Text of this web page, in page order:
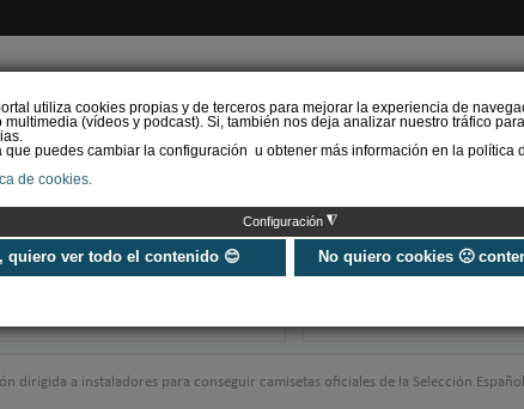
utiliza cookies propias y de terceros para mejorar la experiencia de
multimedia (vídeos y podcast). Si, también nos deja analizar nuestro tráfico
que puedes cambiar la configuración u obtener más información en la política
de cookies.
Configuración ◮
quiero ver todo el contenido 😊 No quiero cookies 🙁
RENOVABLES
Universo Aniversario - Un
año, muchos momentos
Verifactu
exigir la
dirigida a instaladores para conseguir camisetas oficiales de la Selección